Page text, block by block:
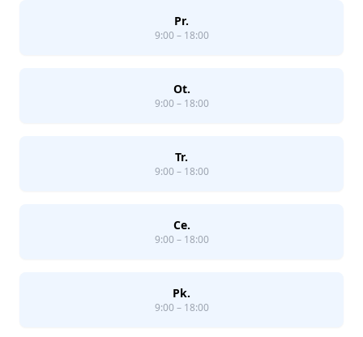
Pr.
9:00 – 18:00
Ot.
9:00 – 18:00
Tr.
9:00 – 18:00
Ce.
9:00 – 18:00
Pk.
9:00 – 18:00